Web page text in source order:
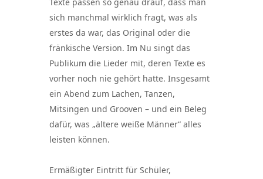
sich manchmal wirklich fragt, was als
erstes da war, das Original oder die
fränkische Version. Im Nu singt das
Publikum die Lieder mit, deren Texte es
vorher noch nie gehört hatte. Insgesamt
ein Abend zum Lachen, Tanzen,
Mitsingen und Grooven – und ein Beleg
dafür, was „ältere weiße Männer“ alles
leisten können.
Ermäßigter Eintritt für Schüler,